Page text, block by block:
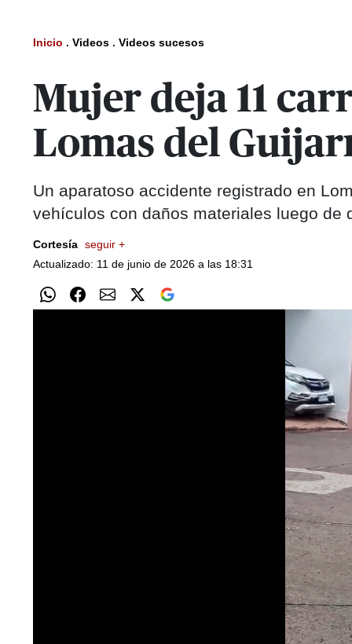
Inicio . Videos . Videos sucesos
Mujer deja 11
Lomas del
Un aparatoso accidente registrado en
vehículos con daños materiales luego de
Cortesía seguir +
Actualizado: 11 de junio de 2026 a las 18:31